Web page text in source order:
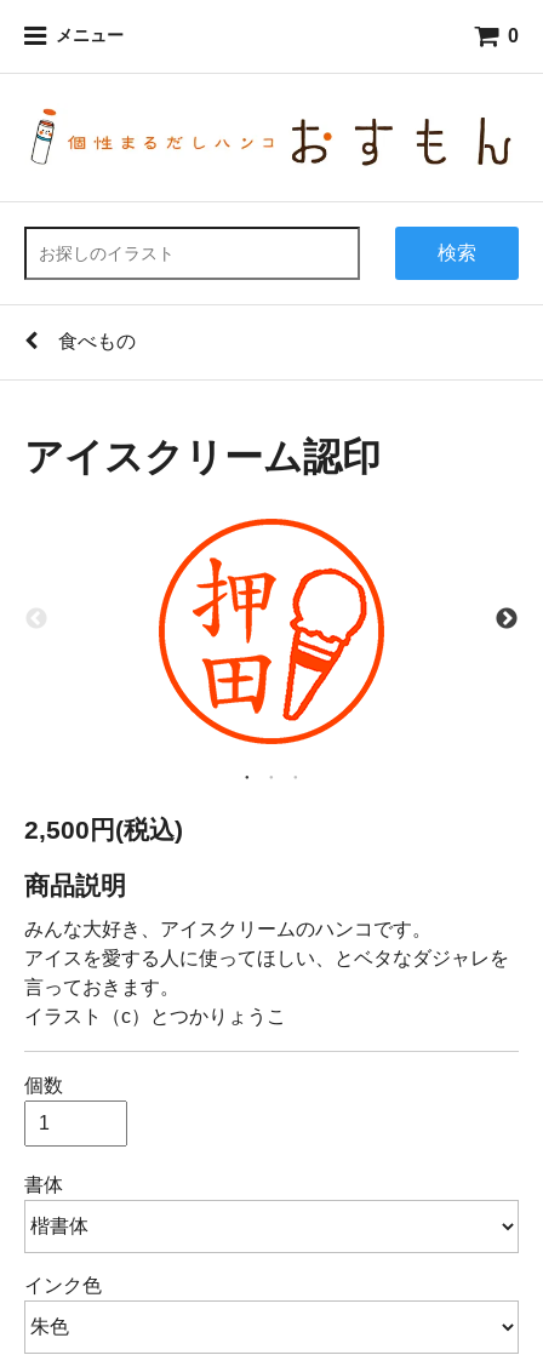
メニュー 0
検索
食べもの
アイスクリーム認印
2,500円(税込)
商品説明
みんな大好き、アイスクリームのハンコです。
アイスを愛する人に使ってほしい、とベタなダジャレを
言っておきます。
イラスト（c）とつかりょうこ
個数
書体
インク色